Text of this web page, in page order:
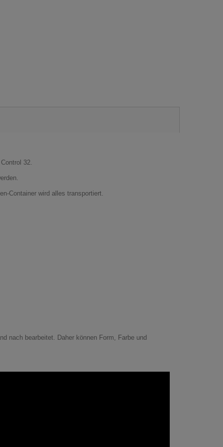
32.
Container wird alles transportiert.
nach bearbeitet. Daher können Form, Farbe und